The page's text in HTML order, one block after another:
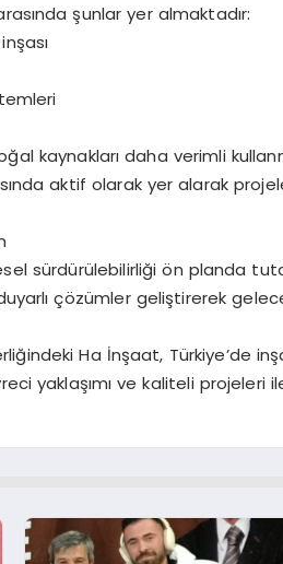
şunlar yer almaktadır:
kaynakları daha verimli
aktif olarak yer alarak
sürdürülebilirliği ön planda
çözümler geliştirerek
Ha İnşaat, Türkiye’de
yaklaşımı ve kaliteli